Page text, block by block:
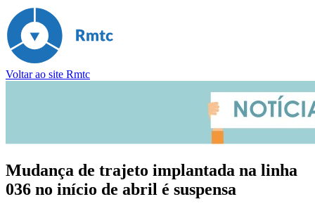
Voltar ao site Rmtc
Mudança de trajeto implantada na linha
036 no início de abril é suspensa